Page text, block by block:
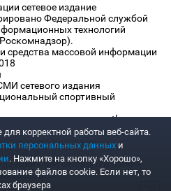
сетевое издание
Федеральной службой
технологий
средства массовой информации
сетевого издания
спортивный
издания «www.sportbox.ru»:
сетевого издания
8419
СМИ сетевого издания
корректной работы веб-сайта.
персональных данных и
. Нажмите на кнопку «Хорошо»,
файлов cookie. Если нет, то
браузера